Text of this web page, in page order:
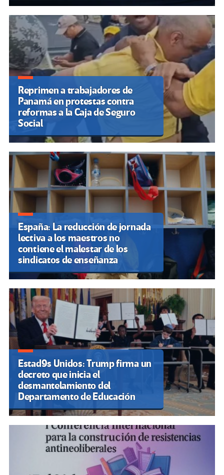
Reprimen a trabajadores de
Panamá en protestas contra
reformas a la Caja de Seguro
Social
España: La reducción de jornada
lectiva a los maestros no
contiene el malestar de los
sindicatos de enseñanza
Estad9s Unidos: Trump firma un
decreto que inicia el
desmantelamiento del
Departamento de Educación